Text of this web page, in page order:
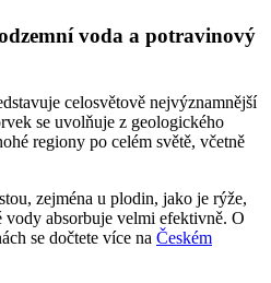
voda a potravinový
celosvětově nejvýznamnější
se uvolňuje z geologického
regiony po celém světě, včetně
zejména u plodin, jako je rýže,
vody absorbuje velmi efektivně. O
se dočtete více na Českém